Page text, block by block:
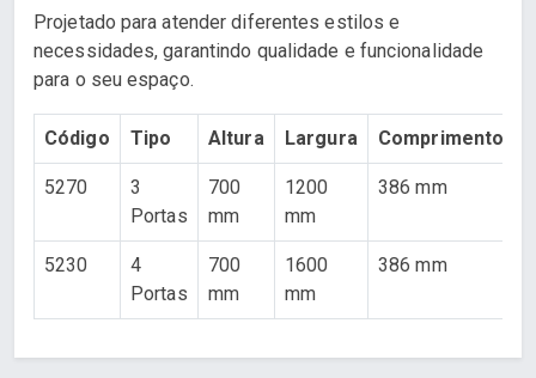
Projetado para atender diferentes estilos e
necessidades, garantindo qualidade e funcionalidade
para o seu espaço.
Código Tipo Altura Largura Comprimento
5270
3
Portas
700
mm
1200
mm
386 mm
5230
4
Portas
700
mm
1600
mm
386 mm